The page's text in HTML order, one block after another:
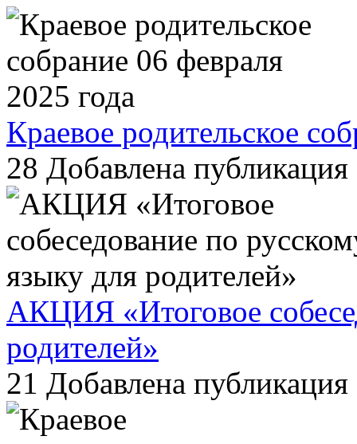
Краевое родительское
28 Добавлена
АКЦИЯ «Итоговое
родителей»
21 Добавлена